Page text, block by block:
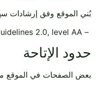
بُني الموقع وفق إرشادات
– W3C’s Web Content Accessibility Guidelines 2.0, level AA
حدود الإتاحة
بعض الصفحات في الموقع